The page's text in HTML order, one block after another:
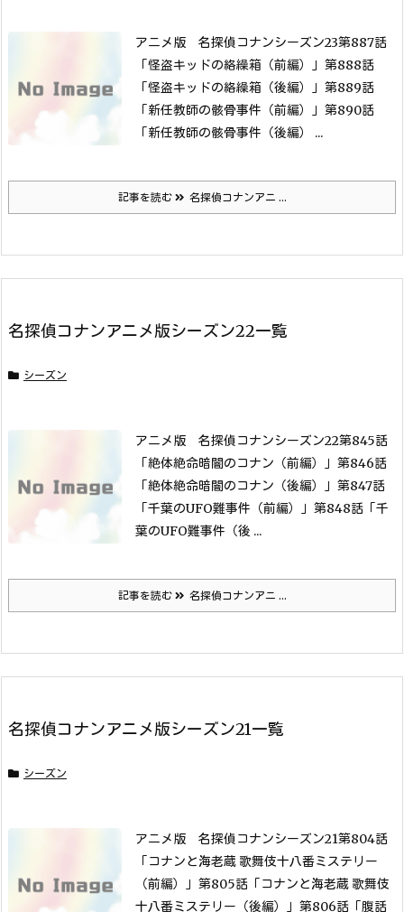
アニメ版 名探偵コナンシーズン23第887話
「怪盗キッドの絡繰箱（前編）」 第888話
「怪盗キッドの絡繰箱（後編）」 第889話
「新任教師の骸骨事件（前編）」 第890話
「新任教師の骸骨事件（後編） ...
記事を読む 名探偵コナンアニ ...
名探偵コナンアニメ版シーズン22一覧
シーズン
アニメ版 名探偵コナンシーズン22第845話
「絶体絶命暗闇のコナン（前編）」 第846話
「絶体絶命暗闇のコナン（後編）」 第847話
「千葉のUFO難事件（前編）」 第848話「千
葉のUFO難事件（後 ...
記事を読む 名探偵コナンアニ ...
名探偵コナンアニメ版シーズン21一覧
シーズン
アニメ版 名探偵コナンシーズン21第804話
「コナンと海老蔵 歌舞伎十八番ミステリー
（前編）」 第805話「コナンと海老蔵 歌舞伎
十八番ミステリー（後編）」 第806話「腹話